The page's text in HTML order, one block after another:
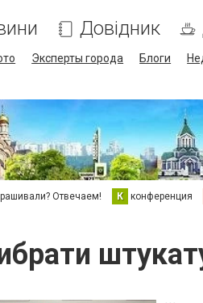
Довідник
Эксперты города Блоги
Отвечаем! К конференция